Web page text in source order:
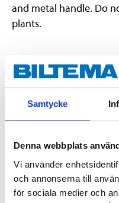
Samtycke
Denna webbplats
Vi använder
och annonserna till
för sociala medier och
and metal handle. Do
plants.
Technical specifications
Volume
Length
Width
Height
Material